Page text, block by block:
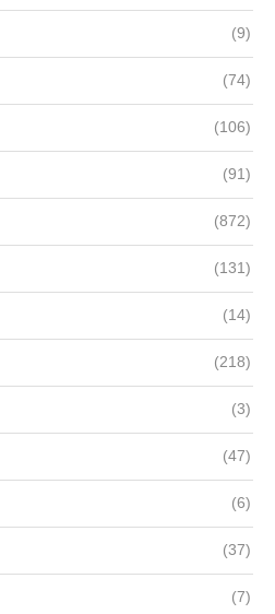
(9)
(74)
(106)
(91)
(872)
(131)
(14)
(218)
(3)
(47)
(6)
(37)
(7)